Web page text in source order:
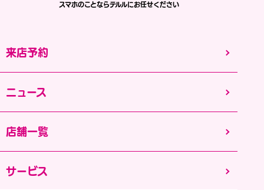
来店予約
ニュース
店舗一覧
サービス
スマホのことならテルルにお任せください